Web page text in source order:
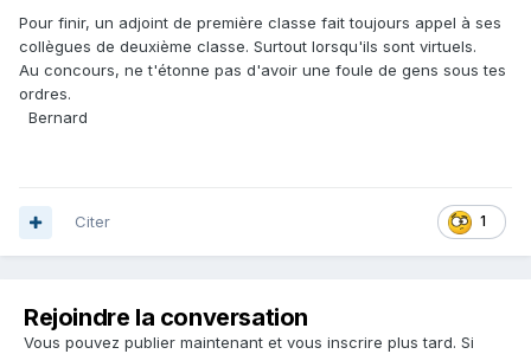
Pour finir, un adjoint de première classe fait toujours appel à ses
collègues de deuxième classe. Surtout lorsqu'ils sont virtuels.
Au concours, ne t'étonne pas d'avoir une foule de gens sous tes
ordres.
Bernard
1
Citer
Rejoindre la conversation
Vous pouvez publier maintenant et vous inscrire plus tard. Si